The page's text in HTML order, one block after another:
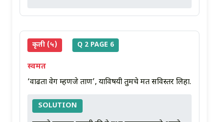
कृती (५) Q 2 PAGE 6
स्वमत
‘वाढता वेग म्हणजे ताण’, याविषयी तुमचे मत सविस्तर लिहा.
SOLUTION